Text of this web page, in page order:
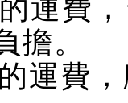
運費
擔。
運費